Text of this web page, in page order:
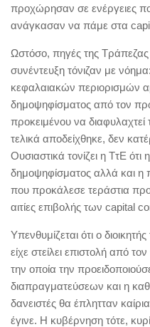
προχώρησαν σε ενέργειες
ανάγκασαν να πάμε στα
Ωστόσο, πηγές της
συνέντευξη τόνιζαν με
κεφαλαιακών περιορισμών
δημοψηφίσματος από τον
προκειμένου να
τελικά αποδείχθηκε, δεν
Ουσιαστικά τονίζει η ΤτΕ
δημοψηφίσματος αλλά και η
που προκάλεσε τεράστια
αιτίες επιβολής των capital
Υπενθυμίζεται ότι ο
είχε στείλει επιστολή από
την οποία την
διαπραγματεύσεων και η
δανειστές θα έπλητταν
έγινε. Η κυβέρνηση τότε,